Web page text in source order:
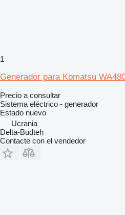
1
Generador para Komatsu
Precio a consultar
Sistema eléctrico - generador
Estado nuevo
Ucrania
Delta-Budteh
Contacte con el vendedor